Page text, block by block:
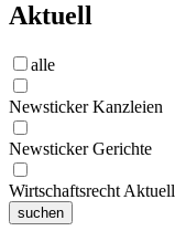
Aktuell
alle
Newsticker Kanzleien
Newsticker Gerichte
Wirtschaftsrecht Aktuell